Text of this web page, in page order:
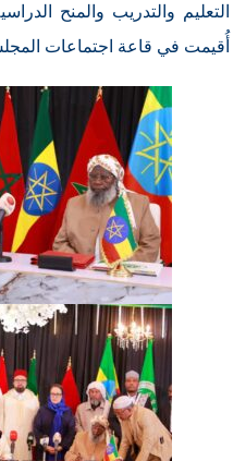
التعليم والتدريب والمنح
أُقيمت في قاعة اجتماعات